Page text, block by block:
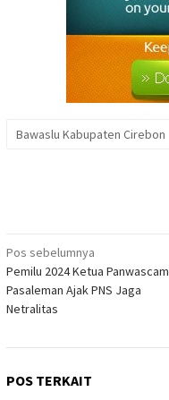
Bawaslu Kabupaten Cirebon
Navigasi
pos
Pos sebelumnya
Pemilu 2024 Ketua Panwascam
Pasaleman Ajak PNS Jaga
Netralitas
POS TERKAIT